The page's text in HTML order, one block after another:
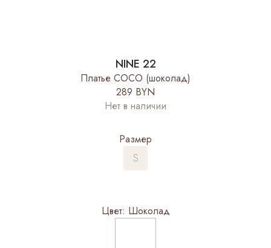
NINE 22
Платье COCO (шоколад)
289 BYN
Нет в наличии
Размер
S
Цвет: Шоколад